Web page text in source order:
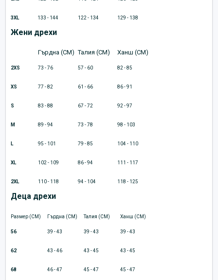
3XL 133 - 144 122 - 134 129 - 138
Жени дрехи
Гърдна (CM) Талия (CM) Ханш (CM)
2XS 73 - 76 57 - 60 82 - 85
XS 77 - 82 61 - 66 86 - 91
S 83 - 88 67 - 72 92 - 97
M 89 - 94 73 - 78 98 - 103
L 95 - 101 79 - 85 104 - 110
XL 102 - 109 86 - 94 111 - 117
2XL 110 - 118 94 - 104 118 - 125
Деца дрехи
Размер (CM) Гърдна (CM) Талия (CM) Ханш (CM)
56 39 - 43 39 - 43 39 - 43
62 43 - 46 43 - 45 43 - 45
68 46 - 47 45 - 47 45 - 47